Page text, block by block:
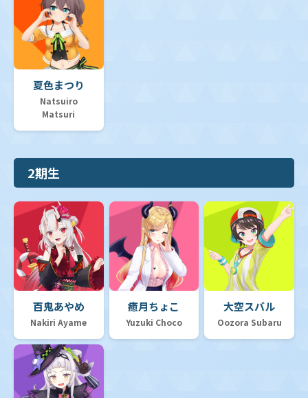
夏色まつり
Natsuiro
Matsuri
2期生
百鬼あやめ
Nakiri Ayame
癒月ちょこ
Yuzuki Choco
大空スバル
Oozora Subaru